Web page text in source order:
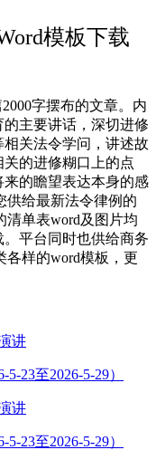
模板下载
字摆布的文章。内
主要讲话，深切进修
关法令学问，讲述故
的进修糊口上的点
的瞻望表达本身的感
供给最新法令律例的
清单表word及图片均
平台同时也供给商务
各样的word模板，更
讲
23至2026-5-29）
讲
23至2026-5-29）